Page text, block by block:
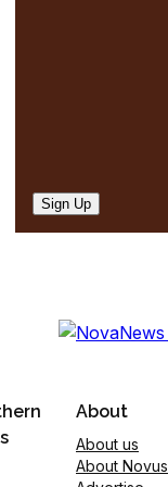
Sign Up
About
About us
About Novus